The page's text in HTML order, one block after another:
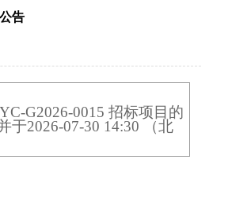
告
G2026-0015 招标项目的
于2026-07-30 14:30 （北